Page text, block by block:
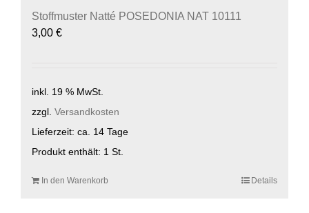
Stoffmuster Natté POSEDONIA NAT 10111
3,00 €
inkl. 19 % MwSt.
zzgl. Versandkosten
Lieferzeit: ca. 14 Tage
Produkt enthält: 1 St.
In den Warenkorb Details